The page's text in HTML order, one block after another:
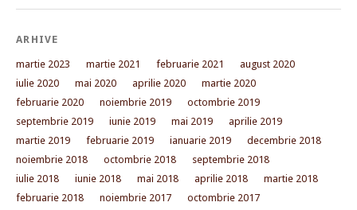
ARHIVE
martie 2023 martie 2021 februarie 2021
august 2020
iulie 2020
mai 2020 aprilie 2020
martie 2020
februarie 2020
noiembrie 2019
octombrie 2019
septembrie 2019
iunie 2019 mai 2019
aprilie 2019
martie 2019
februarie 2019 ianuarie 2019
decembrie 2018
noiembrie 2018
octombrie 2018
septembrie 2018
iulie 2018
iunie 2018 mai 2018 aprilie 2018
martie 2018
februarie 2018
noiembrie 2017
octombrie 2017